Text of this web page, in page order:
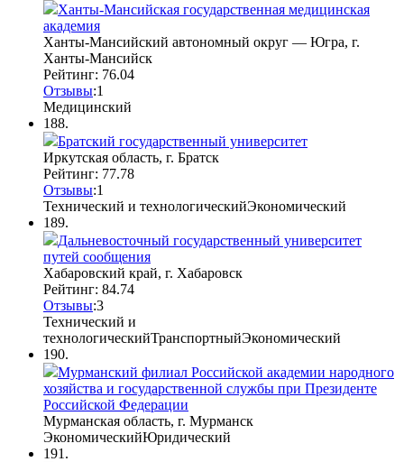
Ханты-Мансийская государственная медицинская
академия
Ханты-Мансийский автономный округ — Югра, г.
Ханты-Мансийск
Рейтинг: 76.04
Отзывы:1
Медицинский
188.
Братский государственный университет
Иркутская область, г. Братск
Рейтинг: 77.78
Отзывы:1
Технический и технологическийЭкономический
189.
Дальневосточный государственный университет
путей сообщения
Хабаровский край, г. Хабаровск
Рейтинг: 84.74
Отзывы:3
Технический и
технологическийТранспортныйЭкономический
190.
Мурманский филиал Российской академии народного
хозяйства и государственной службы при Президенте
Российской Федерации
Мурманская область, г. Мурманск
ЭкономическийЮридический
191.